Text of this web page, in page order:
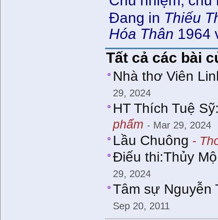
Đang in Thiếu
Hóa Thân 1964
Tất cả các bài
Nhà thơ Viên
29, 2024
HT Thích Tuệ
phẩm - Mar 29, 2024
Lầu Chuông -
Điếu thi:Thủy
29, 2024
Tâm sự Nguyễn
Sep 20, 2011